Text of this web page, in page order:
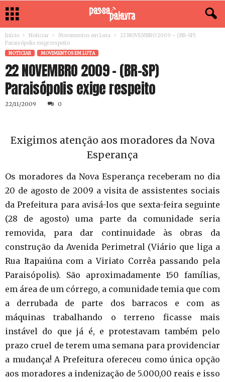
Início Noticiar Movimentos em Luta
22 NOVEMBRO 2009 – (BR-SP)
Paraisópolis exige respeito
NOTICIAR MOVIMENTOS EM LUTA
22 NOVEMBRO 2009 – (BR-SP)
Paraisópolis exige respeito
22/11/2009 0
Exigimos atenção aos moradores da Nova
Esperança
Os moradores da Nova Esperança receberam no dia
20 de agosto de 2009 a visita de assistentes sociais
da Prefeitura para avisá-los que sexta-feira seguinte
(28 de agosto) uma parte da comunidade seria
removida, para dar continuidade às obras da
construção da Avenida Perimetral (Viário que liga a
Rua Itapaiúna com a Viriato Corrêa passando pela
Paraisópolis). São aproximadamente 150 famílias,
em área de um córrego, a comunidade temia que com
a derrubada de parte dos barracos e com as
máquinas trabalhando o terreno ficasse mais
instável do que já é, e protestavam também pelo
prazo cruel de terem uma semana para providenciar
a mudança! A Prefeitura ofereceu como única opção
aos moradores a indenização de 5.000,00 reais e isso